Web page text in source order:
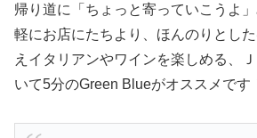
帰り道に「ちょっと寄っていこうよ
軽にお店にたちより、ほんのりとし
えイタリアンやワインを楽しめる、
いて5分のGreen Blueがオススメです